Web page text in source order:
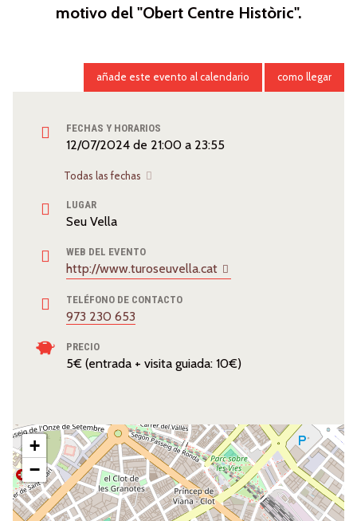
motivo del "Obert Centre Històric".
FECHAS Y HORARIOS
12/07/2024 de 21:00 a 23:55
Todas las fechas
LUGAR
Seu Vella
WEB DEL EVENTO
http://www.turoseuvella.cat
TELÉFONO DE CONTACTO
973 230 653
PRECIO
5€ (entrada + visita guiada: 10€)
añade este evento al calendario como llegar
+
−